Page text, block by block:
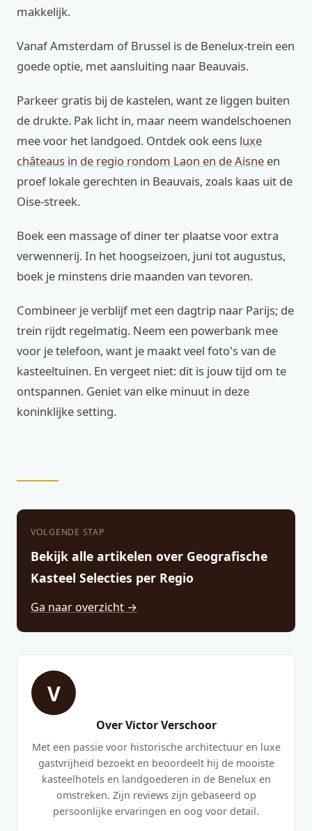
makkelijk.
Vanaf Amsterdam of Brussel is de Benelux-trein een
goede optie, met aansluiting naar Beauvais.
Parkeer gratis bij de kastelen, want ze liggen buiten
de drukte. Pak licht in, maar neem wandelschoenen
mee voor het landgoed. Ontdek ook eens luxe
châteaus in de regio rondom Laon en de Aisne en
proef lokale gerechten in Beauvais, zoals kaas uit de
Oise-streek.
Boek een massage of diner ter plaatse voor extra
verwennerij. In het hoogseizoen, juni tot augustus,
boek je minstens drie maanden van tevoren.
Combineer je verblijf met een dagtrip naar Parijs; de
trein rijdt regelmatig. Neem een powerbank mee
voor je telefoon, want je maakt veel foto's van de
kasteeltuinen. En vergeet niet: dit is jouw tijd om te
ontspannen. Geniet van elke minuut in deze
koninklijke setting.
VOLGENDE STAP
Bekijk alle artikelen over Geografische
Kasteel Selecties per Regio
Ga naar overzicht →
V
Over Victor Verschoor
Met een passie voor historische architectuur en luxe
gastvrijheid bezoekt en beoordeelt hij de mooiste
kasteelhotels en landgoederen in de Benelux en
omstreken. Zijn reviews zijn gebaseerd op
persoonlijke ervaringen en oog voor detail.